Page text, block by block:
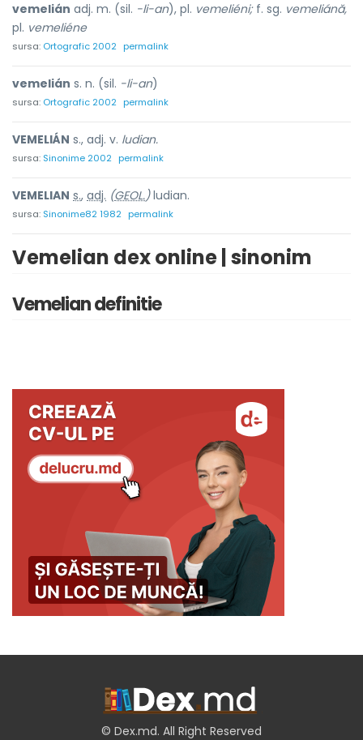
vemelián adj. m. (sil. -li-an), pl. vemeliéni;f. sg. vemeliánă,
pl. vemeliéne
sursa: Ortografic 2002 permalink
vemelián s. n. (sil. -li-an)
sursa: Ortografic 2002 permalink
VEMELIÁN s., adj. v. ludian.
sursa: Sinonime 2002 permalink
VEMELIAN s., adj. (GEOL.)ludian.
sursa: Sinonime82 1982 permalink
Vemelian dex online | sinonim
Vemelian definitie
© Dex.md. All Right Reserved